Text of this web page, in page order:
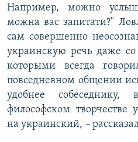
Например, можно
можна вас запитати?"
сам совершенно
украинскую речь даже
которыми всегда
повседневном общении
удобнее
философском
на украинский, –